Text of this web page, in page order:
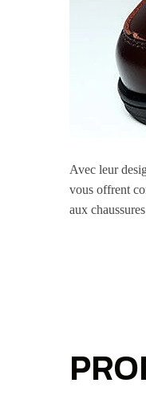
Avec leur
vous offrent
aux